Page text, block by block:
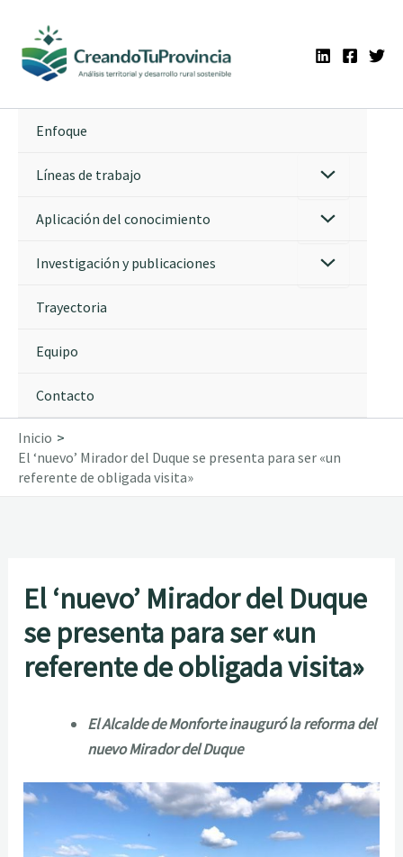
contenido
Enfoque
Líneas de trabajo
Aplicación del conocimiento
Investigación y publicaciones
Trayectoria
Equipo
Contacto
Inicio
El ‘nuevo’ Mirador del Duque se presenta para ser «un
referente de obligada visita»
El ‘nuevo’ Mirador del Duque
se presenta para ser «un
referente de obligada visita»
El Alcalde de Monforte inauguró la reforma del
nuevo Mirador del Duque